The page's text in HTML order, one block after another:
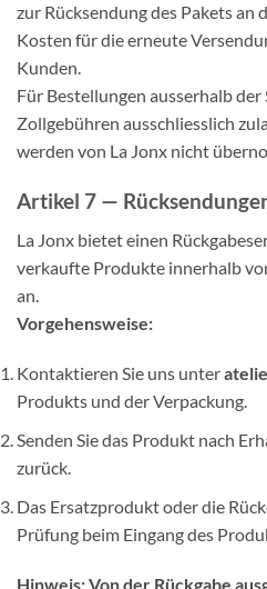
zur Rücksendung des Pakets an
Kosten für die erneute
Kunden.
Für Bestellungen ausserhalb der
Zollgebühren ausschliesslich
werden von La Jonx nicht
Artikel 7 —
La Jonx bietet einen
verkaufte Produkte innerhalb
an.
Vorgehensweise:
Kontaktieren Sie uns unter
Produkts und der Verpackung.
Senden Sie das Produkt nach
zurück.
Das Ersatzprodukt oder die
Prüfung beim Eingang des
Hinweis: Von der Rückgabe